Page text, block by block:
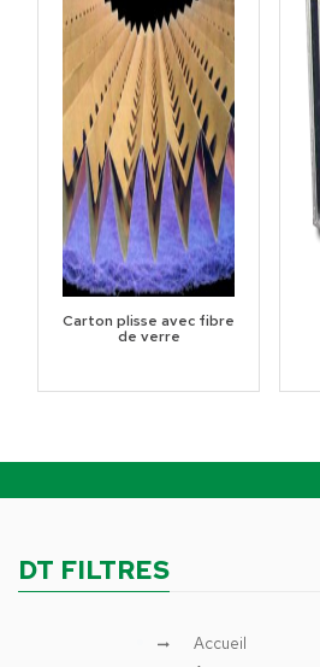
Carton plisse avec fibre
de verre
DT FILTRES
Accueil